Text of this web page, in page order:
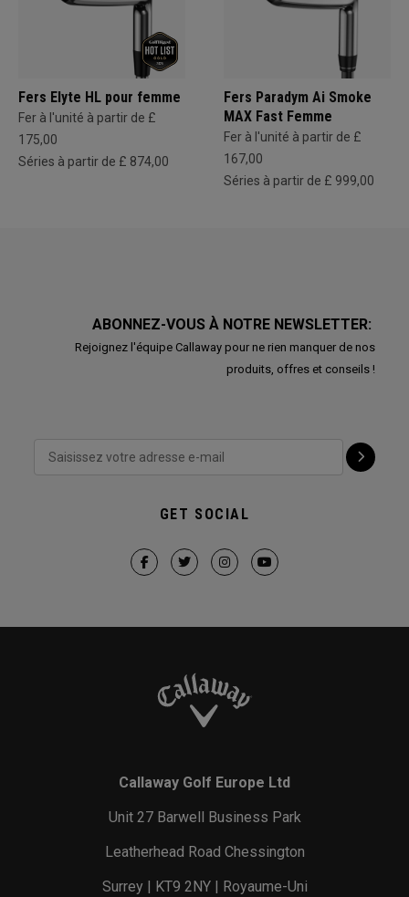
Fers Elyte HL pour femme
Fer à l'unité à partir de £
175,00
Séries à partir de £ 874,00
Fers Paradym Ai Smoke
MAX Fast Femme
Fer à l'unité à partir de £
167,00
Séries à partir de £ 999,00
ABONNEZ-VOUS À NOTRE NEWSLETTER:
Rejoignez l'équipe Callaway pour ne rien manquer de nos
produits, offres et conseils !
GET SOCIAL
Callaway Golf Europe Ltd
Unit 27 Barwell Business Park
Leatherhead Road Chessington
Surrey | KT9 2NY | Royaume-Uni